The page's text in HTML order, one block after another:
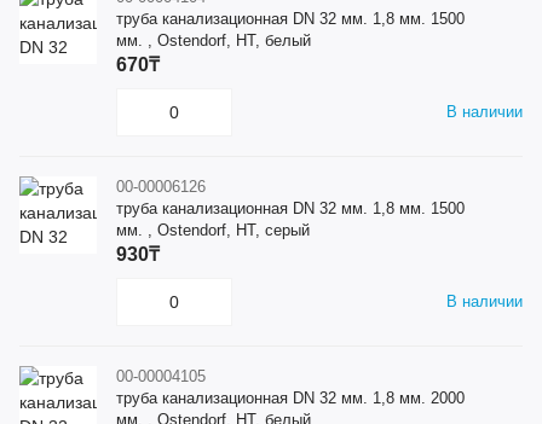
труба канализационная DN 32 мм. 1,8 мм. 1500
мм. , Ostendorf, HT, белый
В наличии
670₸
00-00006126
труба канализационная DN 32 мм. 1,8 мм. 1500
мм. , Ostendorf, HT, серый
В наличии
930₸
00-00004105
труба канализационная DN 32 мм. 1,8 мм. 2000
мм. , Ostendorf, HT, белый